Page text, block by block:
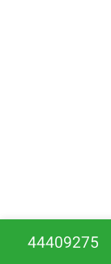
44409275